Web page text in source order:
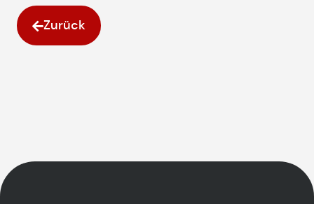
Zurück